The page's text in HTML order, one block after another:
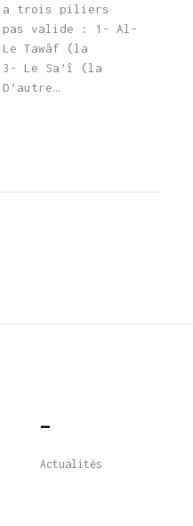
a trois piliers
valide : 1- Al–
Tawâf (la
3- Le Sa’î (la
_
Actualités